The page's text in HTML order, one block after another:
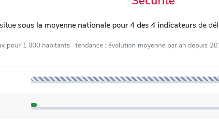
sous la moyenne nationale pour 4 des 4 indicateurs de
pour 1 000 habitants · tendance : évolution moyenne par an depuis